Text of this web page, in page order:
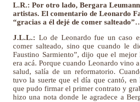
L.R.: Por otro lado, Bergara
artistas. El comentario de Leonardo
“gracias a él dejé de comer
J.L.L.: Lo de Leonardo fue un caso
comer salteado, sino que cuando le
Faustino Sarmiento”, dijo que el
era acá. Porque cuando Leonardo vino
salud, salía de un reformatorio.
tuvo la suerte que el día que cantó,
que pudo firmar el primer contrato y
hizo una nota donde le agradece a